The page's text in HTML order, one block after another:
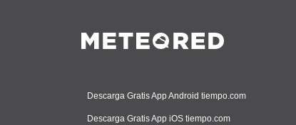
Descarga Gratis App Android tiempo.com
Descarga Gratis App iOS tiempo.com